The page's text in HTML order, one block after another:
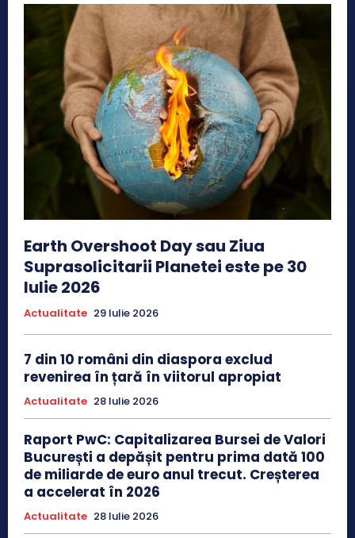
Earth Overshoot Day sau Ziua
Suprasolicitarii Planetei este pe 30
Iulie 2026
Actualitate 29 Iulie 2026
7 din 10 români din diaspora exclud
revenirea în țară în viitorul apropiat
Actualitate 28 Iulie 2026
Raport PwC: Capitalizarea Bursei de Valori
București a depășit pentru prima dată 100
de miliarde de euro anul trecut. Creșterea
a accelerat în 2026
Actualitate 28 Iulie 2026